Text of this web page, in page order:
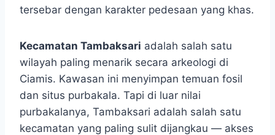
tersebar dengan karakter pedesaan yang khas.
Kecamatan Tambaksari adalah salah satu
wilayah paling menarik secara arkeologi di
Ciamis. Kawasan ini menyimpan temuan fosil
dan situs purbakala. Tapi di luar nilai
purbakalanya, Tambaksari adalah salah satu
kecamatan yang paling sulit dijangkau — akses